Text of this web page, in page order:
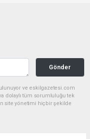
Gönder
ve eskilgazetesi.com
dolaylı tüm sorumluluğu tek
site yönetimi hiçbir şekilde